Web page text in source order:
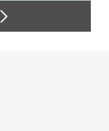
juni